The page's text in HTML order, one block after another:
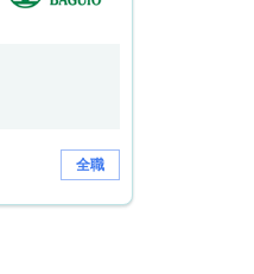
全職